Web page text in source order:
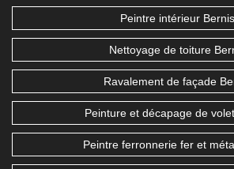
Peintre intérieur Bernis
Nettoyage de toiture
Ravalement de façade
Peinture et décapage de
Peintre ferronnerie fer et